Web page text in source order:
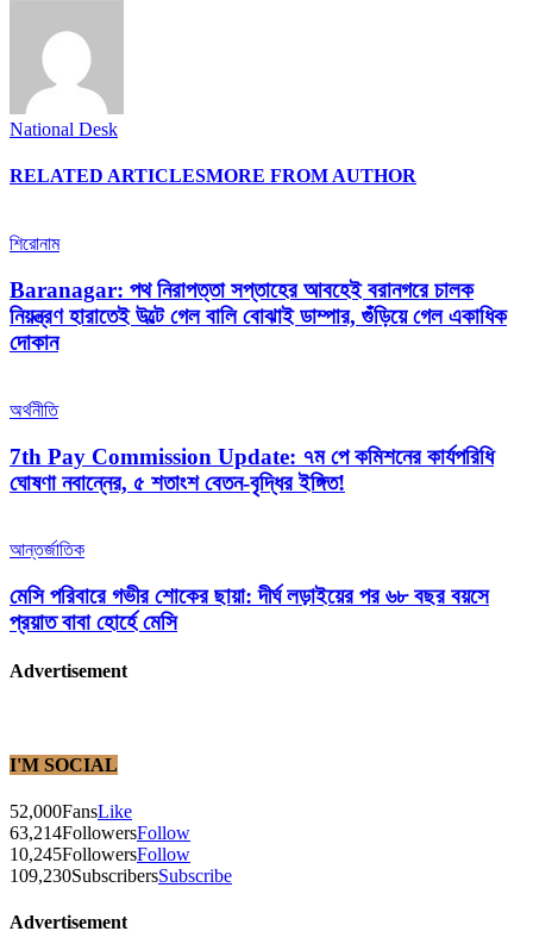
National Desk
RELATED ARTICLESMORE FROM AUTHOR
শিরোনাম
Baranagar: পথ নিরাপত্তা সপ্তাহের আবহেই বরানগরে চালক
নিয়ন্ত্রণ হারাতেই উল্টে গেল বালি বোঝাই ডাম্পার, গুঁড়িয়ে গেল একাধিক
দোকান
অর্থনীতি
7th Pay Commission Update: ৭ম পে কমিশনের কার্যপরিধি
ঘোষণা নবান্নের, ৫ শতাংশ বেতন-বৃদ্ধির ইঙ্গিত!
আন্তর্জাতিক
মেসি পরিবারে গভীর শোকের ছায়া: দীর্ঘ লড়াইয়ের পর ৬৮ বছর বয়সে
প্রয়াত বাবা হোর্হে মেসি
Advertisement
I'M SOCIAL
52,000FansLike
63,214FollowersFollow
10,245FollowersFollow
109,230SubscribersSubscribe
Advertisement